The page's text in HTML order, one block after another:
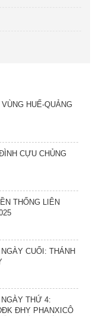
HUẾ-QUẢNG
CỰU CHỦNG
THỐNG LIÊN
CUỐI: THÁNH
NGÀY THỨ 4:
ĐHY PHANXICÔ